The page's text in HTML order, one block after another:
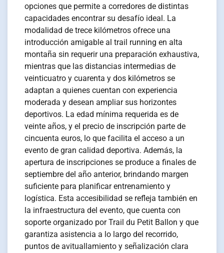
opciones que permite a corredores de distintas
capacidades encontrar su desafío ideal. La
modalidad de trece kilómetros ofrece una
introducción amigable al trail running en alta
montaña sin requerir una preparación exhaustiva,
mientras que las distancias intermedias de
veinticuatro y cuarenta y dos kilómetros se
adaptan a quienes cuentan con experiencia
moderada y desean ampliar sus horizontes
deportivos. La edad mínima requerida es de
veinte años, y el precio de inscripción parte de
cincuenta euros, lo que facilita el acceso a un
evento de gran calidad deportiva. Además, la
apertura de inscripciones se produce a finales de
septiembre del año anterior, brindando margen
suficiente para planificar entrenamiento y
logística. Esta accesibilidad se refleja también en
la infraestructura del evento, que cuenta con
soporte organizado por Trail du Petit Ballon y que
garantiza asistencia a lo largo del recorrido,
puntos de avituallamiento y señalización clara